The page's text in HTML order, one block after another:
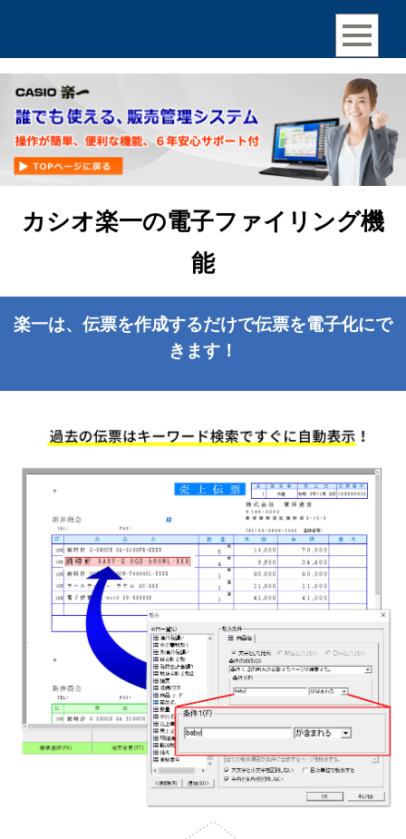
カシオ楽一の電子ファイリング機
能
楽一は、伝票を作成するだけで伝票を電子化にで
きます！